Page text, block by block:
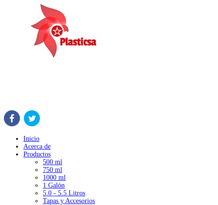
Inicio
Acerca de
Productos
500 ml
750 ml
1000 ml
1 Galón
5.0 - 5.5 Litros
Tapas y Accesorios